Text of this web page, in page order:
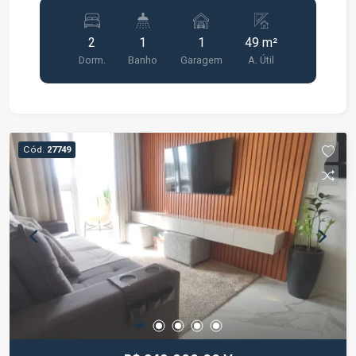
busca conforto, praticidade e segurança. O
imóvel conta com ambientes bem distribuídos,
proporcionando um espaço agradável para toda a
família. Características do imóvel: 2 quartos Sala
de estar Cozinha Banheiro social 1 vaga de
supermercados, escolas, farmácias, comércios e
diversos serviços, oferecendo mais comodidade
para o dia a dia. Uma excelente oportunidade para
quem deseja morar com conforto em um
condomínio bem localizado. Entre em contato
para mais informações ou agende uma visita.
2
Dorm.
1
Banho
1
Garagem
49 m²
A. Útil
Cód. 27749